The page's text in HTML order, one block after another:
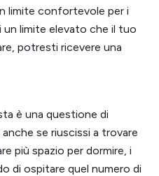
limite confortevole per i
un limite elevato che il tuo
potresti ricevere una
è una questione di
se riuscissi a trovare
più spazio per dormire, i
di ospitare quel numero di